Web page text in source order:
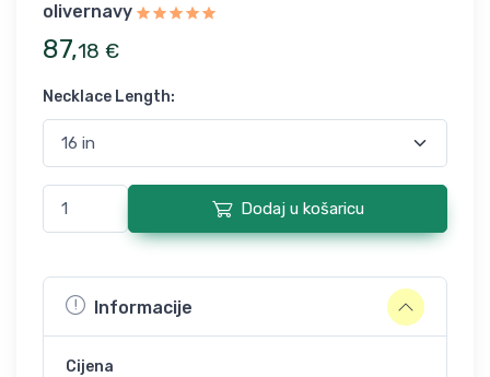
olivernavy
87,18 €
Necklace Length:
Dodaj u košaricu
Informacije
Cijena